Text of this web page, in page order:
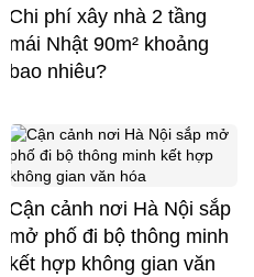
Chi phí xây nhà 2 tầng
mái Nhật 90m² khoảng
bao nhiêu?
Cận cảnh nơi Hà Nội sắp
mở phố đi bộ thông minh
kết hợp không gian văn